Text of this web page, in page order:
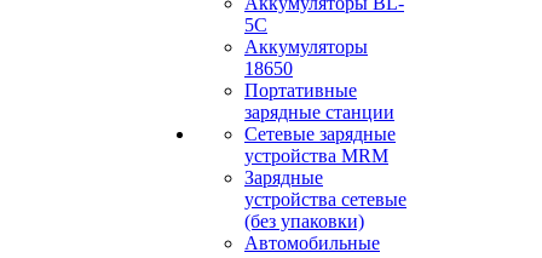
5C
Аккумуляторы
18650
Портативные
зарядные станции
Сетевые зарядные
устройства MRM
Зарядные
устройства сетевые
(без упаковки)
Автомобильные